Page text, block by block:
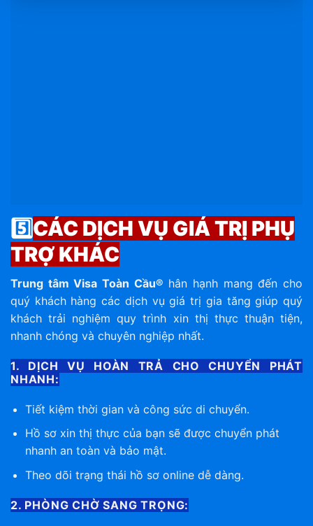
5️⃣CÁC DỊCH VỤ GIÁ TRỊ PHỤ
TRỢ KHÁC
Trung tâm Visa Toàn Cầu® hân hạnh mang đến cho
quý khách hàng các dịch vụ giá trị gia tăng giúp quý
khách trải nghiệm quy trình xin thị thực thuận tiện,
nhanh chóng và chuyên nghiệp nhất.
1. DỊCH VỤ HOÀN TRẢ CHO CHUYỂN PHÁT
NHANH:
Tiết kiệm thời gian và công sức di chuyển.
Hồ sơ xin thị thực của bạn sẽ được chuyển phát
nhanh an toàn và bảo mật.
Theo dõi trạng thái hồ sơ online dễ dàng.
2. PHÒNG CHỜ SANG TRỌNG: